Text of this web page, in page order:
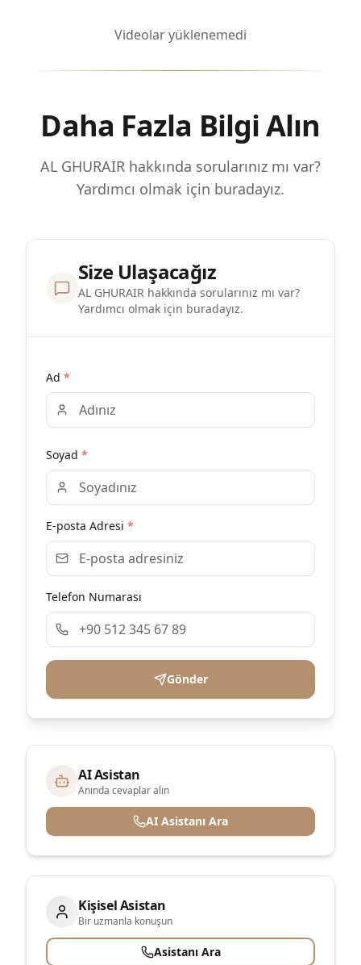
Videolar yüklenemedi
Daha Fazla Bilgi Alın
AL GHURAIR hakkında sorularınız mı var?
Yardımcı olmak için buradayız.
Size Ulaşacağız
AL GHURAIR hakkında sorularınız mı var?
Yardımcı olmak için buradayız.
Ad *
Soyad *
E-posta Adresi *
Telefon Numarası
Gönder
AI Asistan
Anında cevaplar alın
AI Asistanı Ara
Kişisel Asistan
Bir uzmanla konuşun
Asistanı Ara